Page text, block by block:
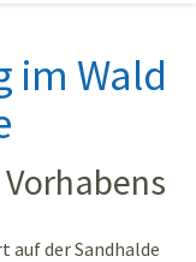
im Wald
auf der Sandhalde